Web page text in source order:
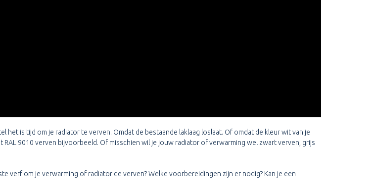
is tijd om je radiator te verven. Omdat de bestaande laklaag loslaat. Of omdat de kleur wit van je
9010 verven bijvoorbeeld. Of misschien wil je jouw radiator of verwarming wel zwart verven, grijs
verf om je verwarming of radiator de verven? Welke voorbereidingen zijn er nodig? Kan je een